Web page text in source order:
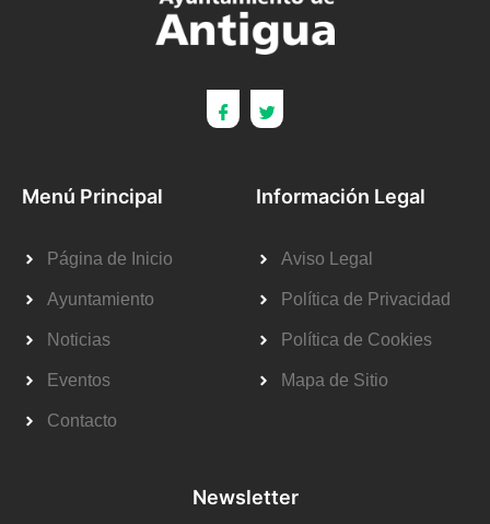
Menú Principal
Página de Inicio
Ayuntamiento
Noticias
Eventos
Contacto
Información Legal
Aviso Legal
Política de Privacidad
Política de Cookies
Mapa de Sitio
Newsletter